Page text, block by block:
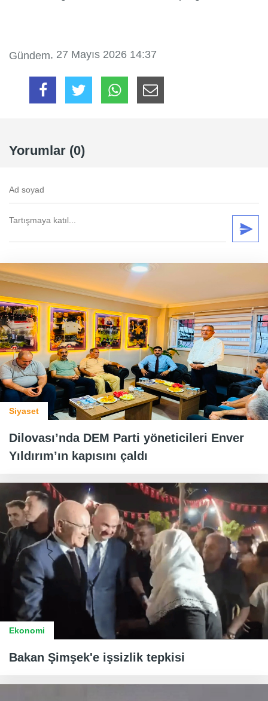
Gündem, 27 Mayıs 2026 14:37
Yorumlar (0)
Siyaset
Dilovası’nda DEM Parti yöneticileri Enver
Yıldırım’ın kapısını çaldı
Ekonomi
Bakan Şimşek'e işsizlik tepkisi